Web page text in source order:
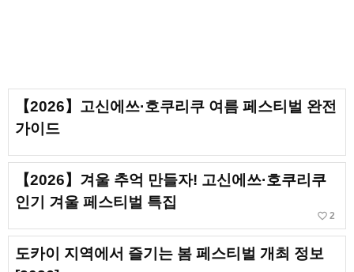
【2026】고신에쓰·호쿠리쿠 여름 페스티벌 완전
가이드
【2026】겨울 추억 만들자! 고신에쓰·호쿠리쿠
인기 겨울 페스티벌 특집
favorite_border 2
도카이 지역에서 즐기는 봄 페스티벌 개최 정보